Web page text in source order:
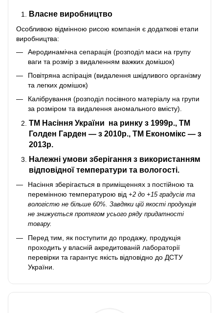
Власне виробництво
Особливою відмінною рисою компанія є додаткові етапи
виробництва:
Аеродинамічна сепарація (розподіл маси на групу
ваги та розмір з видаленням важких домішок)
Повітряна аспірація (видалення шкідливого організму
та легких домішок)
Калібрування (розподіл посівного матеріалу на групи
за розміром та видалення аномального вмісту).
ТМ Насіння України на ринку з 1999р., ТМ
Голден Гарден — з 2010р., ТМ Економікс — з
2013р.
Належні умови зберігання з використанням
відповідної температури та вологості.
Насіння зберігається в приміщеннях з постійною та
перемінною температурою від +2 до +15 градусів та
вологістю не більше 60%. Завдяки цій якості продукція
не знижується протягом усього ряду придатності
товару.
Перед тим, як поступити до продажу, продукція
проходить у власній акредитованій лабораторії
перевірки та гарантує якість відповідно до ДСТУ
України.